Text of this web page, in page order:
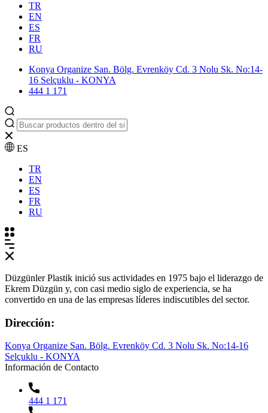
TR
EN
ES
FR
RU
Konya Organize San. Bölg. Evrenköy Cd. 3 Nolu Sk. No:14-
16 Selçuklu - KONYA
444 1 171
ES
TR
EN
ES
FR
RU
Düzgünler Plastik inició sus actividades en 1975 bajo el liderazgo de
Ekrem Düzgün y, con casi medio siglo de experiencia, se ha
convertido en una de las empresas líderes indiscutibles del sector.
Dirección:
Konya Organize San. Bölg. Evrenköy Cd. 3 Nolu Sk. No:14-16
Selçuklu - KONYA
Información de Contacto
444 1 171